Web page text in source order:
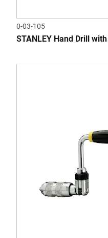
0-03-105
STANLEY Hand Drill